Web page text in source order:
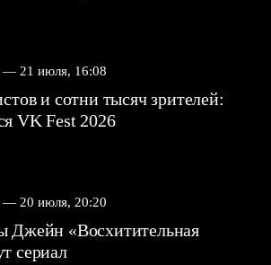
— 21 июля, 16:08
и сотни тысяч зрителей:
VK Fest 2026
— 20 июля, 20:20
Джейн «Восхитительная
сериал